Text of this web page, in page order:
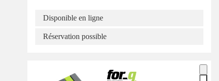
Disponible en ligne
Réservation possible